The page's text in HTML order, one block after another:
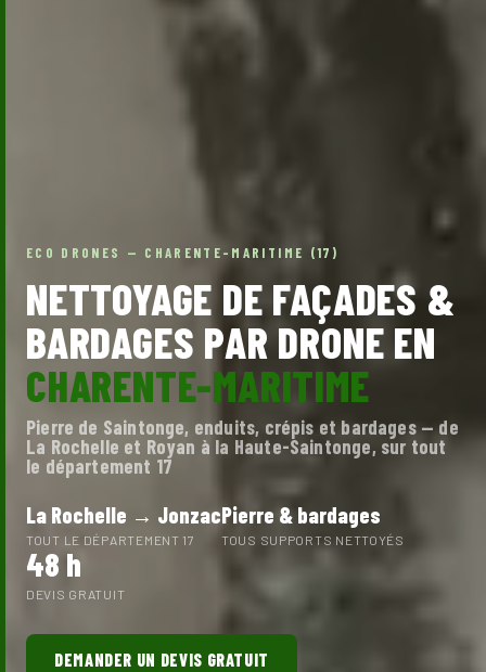
ECO DRONES — CHARENTE-MARITIME (17)
NETTOYAGE DE FAÇADES &
BARDAGES PAR DRONE EN
CHARENTE-MARITIME
Pierre de Saintonge, enduits, crépis et bardages — de
La Rochelle et Royan à la Haute-Saintonge, sur tout
le département 17
La Rochelle → Jonzac
TOUT LE DÉPARTEMENT 17
Pierre & bardages
TOUS SUPPORTS NETTOYÉS
48 h
DEVIS GRATUIT
DEMANDER UN DEVIS GRATUIT